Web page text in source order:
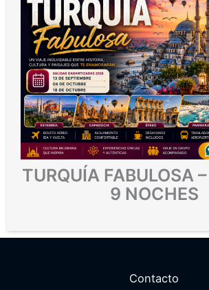
TURQUÍA FABULOSA
9 NOCHES
Contacto